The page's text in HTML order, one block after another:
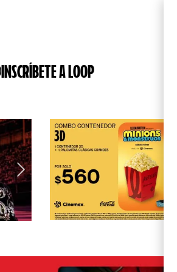
INSCRÍBETE A LOOP